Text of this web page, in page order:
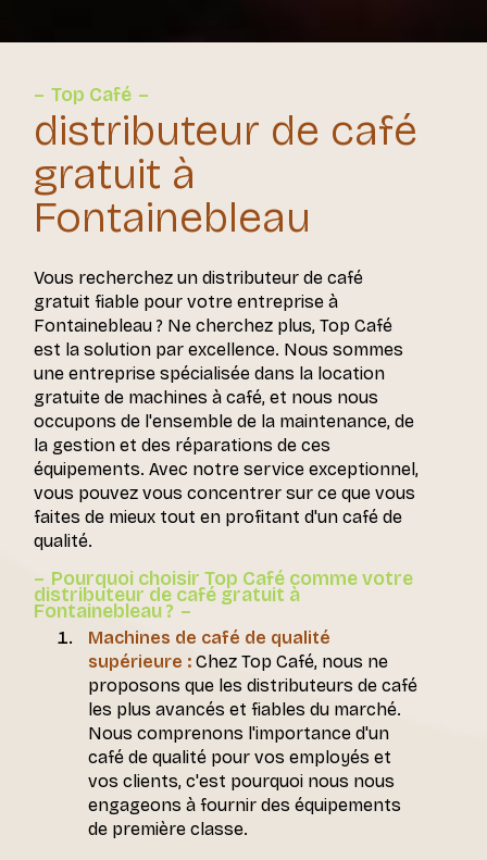
Top Café
distributeur de café
gratuit à
Fontainebleau
Vous recherchez un distributeur de café
gratuit fiable pour votre entreprise à
Fontainebleau ? Ne cherchez plus, Top Café
est la solution par excellence. Nous sommes
une entreprise spécialisée dans la location
gratuite de machines à café, et nous nous
occupons de l'ensemble de la maintenance, de
la gestion et des réparations de ces
équipements. Avec notre service exceptionnel,
vous pouvez vous concentrer sur ce que vous
faites de mieux tout en profitant d'un café de
qualité.
Pourquoi choisir Top Café comme votre
distributeur de café gratuit à
Fontainebleau ?
Machines de café de qualité
supérieure : Chez Top Café, nous ne
proposons que les distributeurs de café
les plus avancés et fiables du marché.
Nous comprenons l'importance d'un
café de qualité pour vos employés et
vos clients, c'est pourquoi nous nous
engageons à fournir des équipements
de première classe.